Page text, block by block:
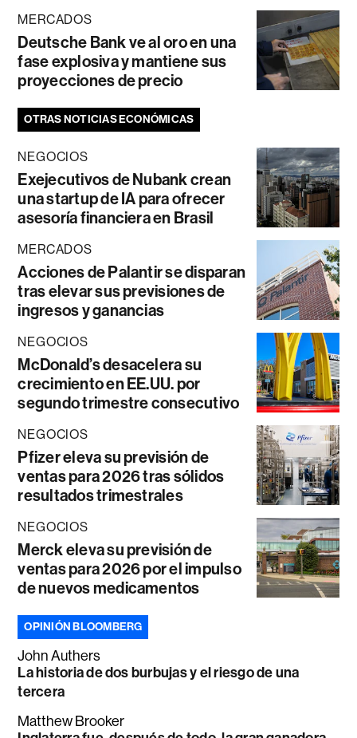
MERCADOS
Deutsche Bank ve al oro en una
fase explosiva y mantiene sus
proyecciones de precio
OTRAS NOTICIAS ECONÓMICAS
NEGOCIOS
Exejecutivos de Nubank crean
una startup de IA para ofrecer
asesoría financiera en Brasil
MERCADOS
Acciones de Palantir se disparan
tras elevar sus previsiones de
ingresos y ganancias
NEGOCIOS
McDonald’s desacelera su
crecimiento en EE.UU. por
segundo trimestre consecutivo
NEGOCIOS
Pfizer eleva su previsión de
ventas para 2026 tras sólidos
resultados trimestrales
NEGOCIOS
Merck eleva su previsión de
ventas para 2026 por el impulso
de nuevos medicamentos
OPINIÓN BLOOMBERG
John Authers
La historia de dos burbujas y el riesgo de una
tercera
Matthew Brooker